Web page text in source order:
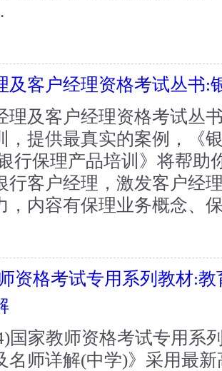
及客户经理资格考试丛书:
理及客户经理资格考试丛
，提供最真实的案例，《
行保理产品培训》将帮助
行客户经理，激发客户经
，内容有保理业务概念、
资格考试专用系列教材:
国家教师资格考试专用系
名师详解(中学)》采用最